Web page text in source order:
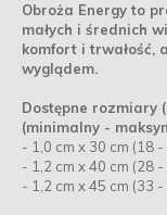
Obroża Energy to
małych i średnich
komfort i trwałość,
wyglądem.
Dostępne rozmiary
(minimalny -
- 1,0 cm x 30 cm (18 -
- 1,2 cm x 40 cm (28 -
- 1,2 cm x 45 cm (33 -